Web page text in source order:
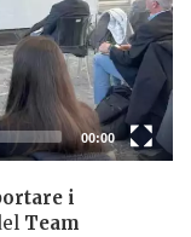
00:00
i
Team